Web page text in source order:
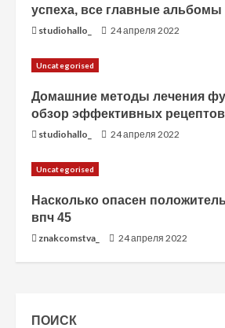
успеха, все главные альбомы
studiohallo_ 24 апреля 2022
Uncategorised
Домашние методы лечения
обзор эффективных рецептов
studiohallo_ 24 апреля 2022
Uncategorised
Насколько опасен
впч 45
znakcomstva_ 24 апреля 2022
ПОИСК